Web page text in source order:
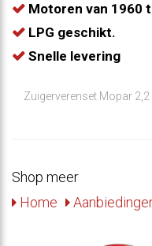
Motoren van 1960
LPG geschikt.
Snelle levering
Zuigerverenset Mopar 2,2
Shop meer
Home